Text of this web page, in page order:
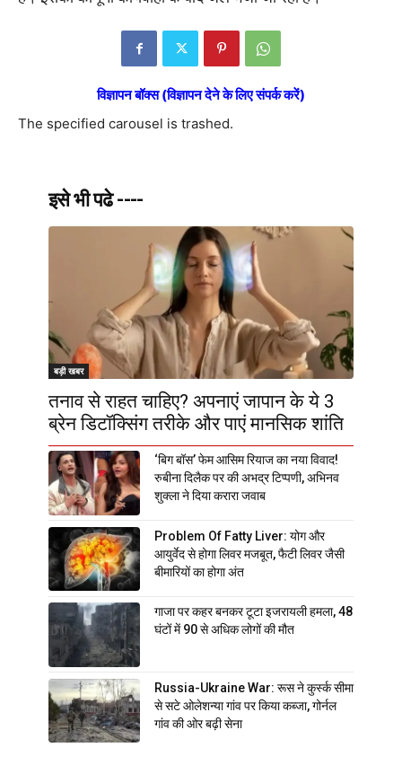
विज्ञापन बॉक्स (विज्ञापन देने के लिए संपर्क करें)
The specified carousel is trashed.
इसे भी पढे ----
बड़ी खबर
तनाव से राहत चाहिए? अपनाएं जापान के ये 3
ब्रेन डिटॉक्सिंग तरीके और पाएं मानसिक शांति
‘बिग बॉस’ फेम आसिम रियाज का नया विवाद!
रुबीना दिलैक पर की अभद्र टिप्पणी, अभिनव
शुक्ला ने दिया करारा जवाब
Problem Of Fatty Liver: योग और
आयुर्वेद से होगा लिवर मजबूत, फैटी लिवर जैसी
बीमारियों का होगा अंत
गाजा पर कहर बनकर टूटा इजरायली हमला, 48
घंटों में 90 से अधिक लोगों की मौत
Russia-Ukraine War: रूस ने कुर्स्क सीमा
से सटे ओलेशन्या गांव पर किया कब्जा, गोर्नल
गांव की ओर बढ़ी सेना